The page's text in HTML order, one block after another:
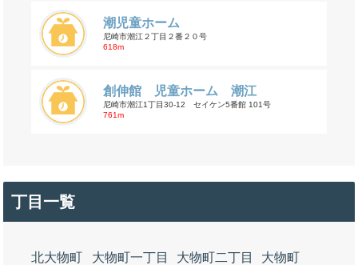
潮児童ホーム
尼崎市潮江２丁目２番２０号
618m
創伸館 児童ホーム 潮江
尼崎市潮江1丁目30-12 セイケン5番館 101号
761m
丁目一覧
北大物町 大物町一丁目 大物町二丁目
大物町